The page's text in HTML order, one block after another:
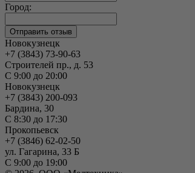
Город:
Новокузнецк
+7 (3843) 73-90-63
Строителей пр., д. 53
С 9:00 до 20:00
Новокузнецк
+7 (3843) 200-093
Бардина, 30
С 8:30 до 17:30
Прокопьевск
+7 (3846) 62-02-50
ул. Гагарина, 33 Б
С 9:00 до 19:00